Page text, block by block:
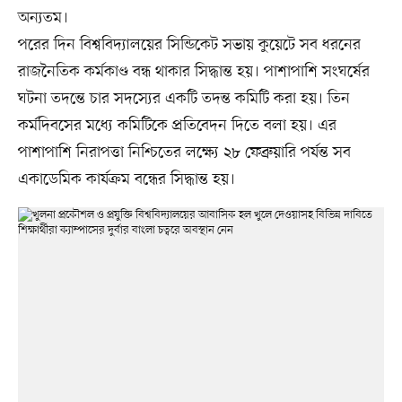
অন্যতম।
পরের দিন বিশ্ববিদ্যালয়ের সিন্ডিকেট সভায় কুয়েটে সব ধরনের
রাজনৈতিক কর্মকাণ্ড বন্ধ থাকার সিদ্ধান্ত হয়। পাশাপাশি সংঘর্ষের
ঘটনা তদন্তে চার সদস্যের একটি তদন্ত কমিটি করা হয়। তিন
কর্মদিবসের মধ্যে কমিটিকে প্রতিবেদন দিতে বলা হয়। এর
পাশাপাশি নিরাপত্তা নিশ্চিতের লক্ষ্যে ২৮ ফেব্রুয়ারি পর্যন্ত সব
একাডেমিক কার্যক্রম বন্ধের সিদ্ধান্ত হয়।